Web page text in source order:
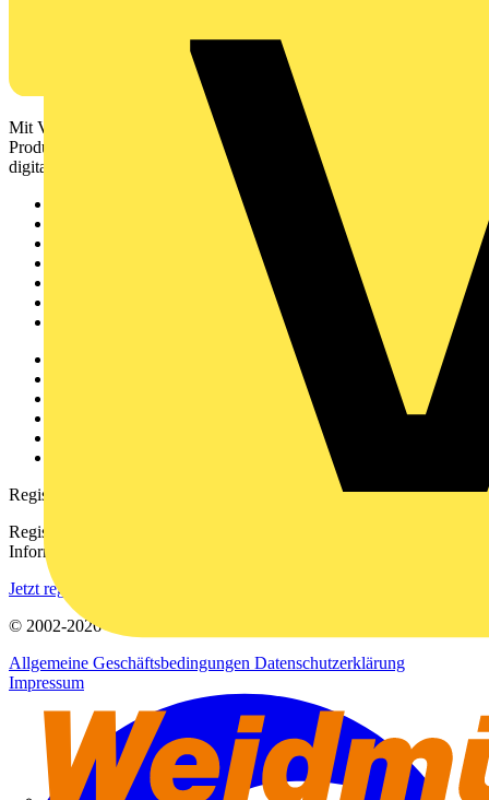
Mit Voltimum erhalten Elektrofachkräfte Zugang zu Branchennews,
Produktinformationen, Schulungen und Tools – alles auf einer
digitalen Plattform und Community.
Registrierung
Registrieren Sie sich kostenlos und erhalten Sie stets aktuelle
Informationen aus der Elektroindustrie.
Jetzt registrieren
© 2002-2026Voltimum
Allgemeine Geschäftsbedingungen Datenschutzerklärung
Impressum